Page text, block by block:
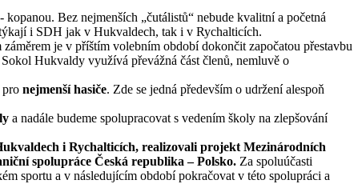
Bez nejmenších „čutálistů“ nebude kvalitní a početná
i SDH jak v Hukvaldech, tak i v Rychalticích.
je v příštím volebním období dokončit započatou přestavbu
Hukvaldy využívá převážná část členů, nemluvě o
pro nejmenší hasiče. Zde se jedná především o udržení alespoň
a nadále budeme spolupracovat s vedením školy na zlepšování
i Rychalticích, realizovali projekt Mezinárodních
spolupráce Česká republika – Polsko. Za spoluúčasti
sportu a v následujícím období pokračovat v této spolupráci a